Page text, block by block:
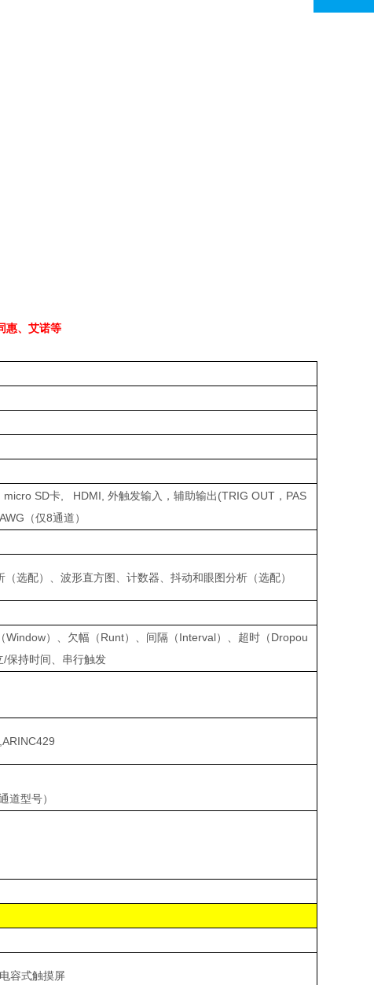
惠、艾诺等
micro SD卡 , HDMI, 外触发输入，辅助输出(TRIG OUT ， PAS
AWG （仅8通道）
选配）、波形直方图、计数器、抖动和眼图分析（选配）
Window）、欠幅（Runt）、间隔（Interval）、超时（Dropou
/保持时间、串行触发
道型号）
容式触摸屏